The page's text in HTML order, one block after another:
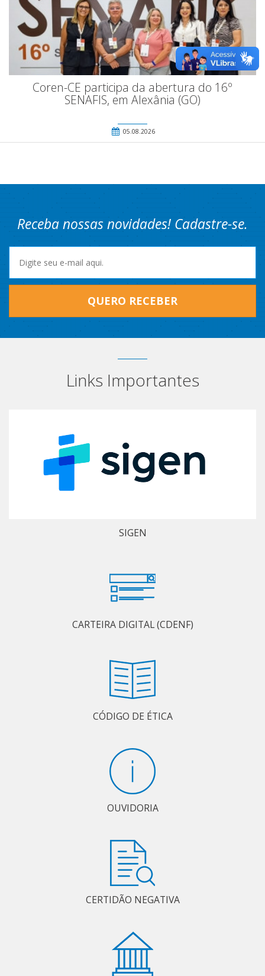
Coren-CE participa da abertura do 16º
SENAFIS, em Alexânia (GO)
05.08.2026
Receba nossas novidades! Cadastre-se.
QUERO RECEBER
Links Importantes
SIGEN
CARTEIRA DIGITAL (CDENF)
CÓDIGO DE ÉTICA
OUVIDORIA
CERTIDÃO NEGATIVA